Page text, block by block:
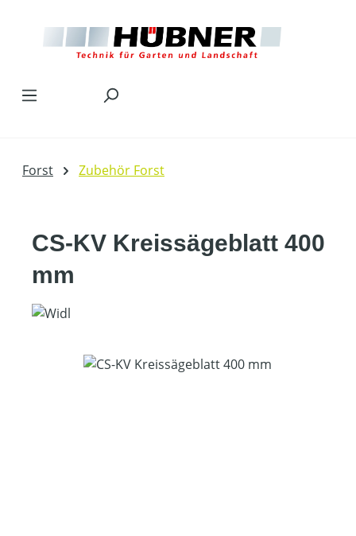
Forst Zubehör Forst
CS-KV Kreissägeblatt 400
mm
Bildergalerie überspringen